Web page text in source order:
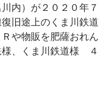
内）が２０２０年７
旧途上のくま川鉄道
や物販を肥薩おれん
様、くま川鉄道様 ４